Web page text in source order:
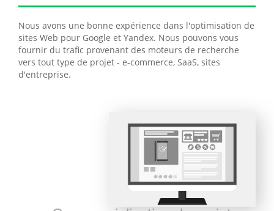
Nous avons une bonne expérience dans l'optimisation de
sites Web pour Google et Yandex. Nous pouvons vous
fournir du trafic provenant des moteurs de recherche
vers tout type de projet - e-commerce, SaaS, sites
d'entreprise.